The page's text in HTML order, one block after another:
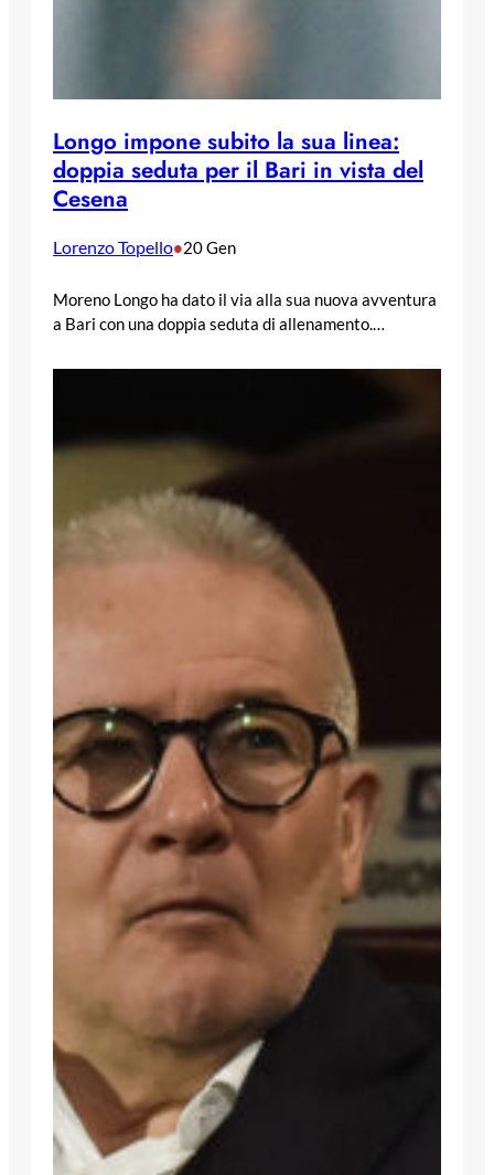
Longo impone subito la sua linea:
doppia seduta per il Bari in vista del
Cesena
Lorenzo Topello•20 Gen
Moreno Longo ha dato il via alla sua nuova avventura
a Bari con una doppia seduta di allenamento.…